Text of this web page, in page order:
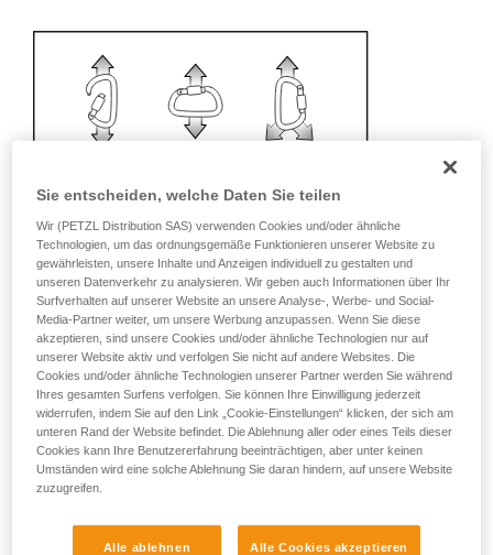
Empfehlung für Karabiner und
Zubehör
Sie entscheiden, welche Daten Sie teilen
Wir (PETZL Distribution SAS) verwenden Cookies und/oder ähnliche
Technologien, um das ordnungsgemäße Funktionieren unserer Website zu
gewährleisten, unsere Inhalte und Anzeigen individuell zu gestalten und
unseren Datenverkehr zu analysieren. Wir geben auch Informationen über Ihr
Surfverhalten auf unserer Website an unsere Analyse-, Werbe- und Social-
Media-Partner weiter, um unsere Werbung anzupassen. Wenn Sie diese
akzeptieren, sind unsere Cookies und/oder ähnliche Technologien nur auf
unserer Website aktiv und verfolgen Sie nicht auf andere Websites. Die
Cookies und/oder ähnliche Technologien unserer Partner werden Sie während
Ihres gesamten Surfens verfolgen. Sie können Ihre Einwilligung jederzeit
widerrufen, indem Sie auf den Link „Cookie-Einstellungen“ klicken, der sich am
unteren Rand der Website befindet. Die Ablehnung aller oder eines Teils dieser
Cookies kann Ihre Benutzererfahrung beeinträchtigen, aber unter keinen
Umständen wird eine solche Ablehnung Sie daran hindern, auf unsere Website
zuzugreifen.
Alle ablehnen Alle Cookies akzeptieren